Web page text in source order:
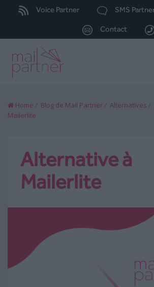
Voice Partner SMS
Contact
Home / Blog de Mail Partner / Alternatives /
Mailerlite
Alternative à
Mailerlite